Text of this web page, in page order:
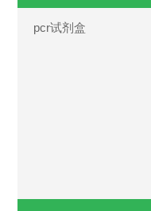
pcr试剂盒